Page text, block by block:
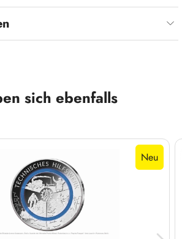
sich ebenfalls
Neu